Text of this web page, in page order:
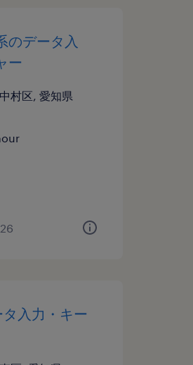
のデータ入
ー
村区, 愛知県
入力・キー